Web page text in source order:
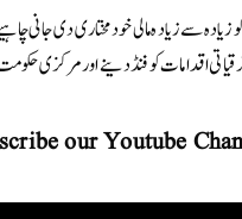
کو زیادہ سے زیادہ مالی خودمختاری دی
اقدامات کو فنڈ دینے اور مرکزی
our Youtube